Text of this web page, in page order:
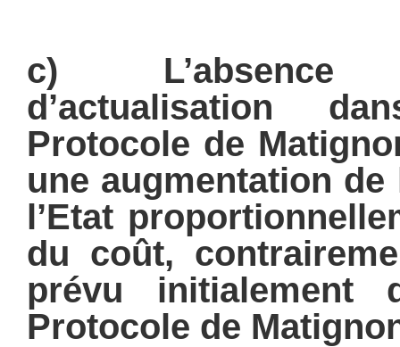
c)
d’actualisation
Protocole de
une augmentation
l’Etat
du coût,
prévu initialement
Protocole de